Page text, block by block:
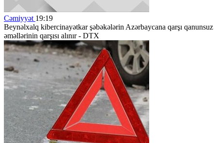
Cəmiyyət 19:19
Beynəlxalq kibercinayətkar şəbəkələrin Azərbaycana qarşı qanunsuz
əməllərinin qarşısı alınır - DTX